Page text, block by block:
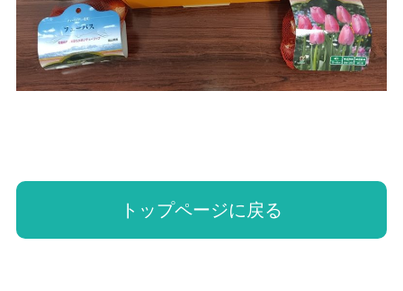
トップページに戻る